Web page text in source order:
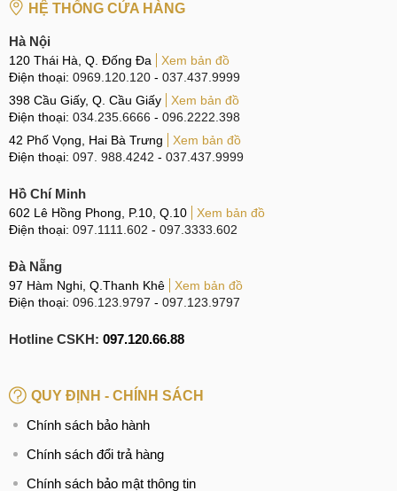
từ tính tích hợp tại phần vỏ máy, hỗ trợ làm mát hiệu quả cao
cho trải nghiệm gaming bền bỉ mà không lo giảm hiệu suất.
Trigger cơ loa JBL
Là điện thoại chuyên phục vụ chơi game nên Redmi K50
Gaming được trang bị 2 phím trigger vật lý hoạt động với cơ
chế trigger 2.0 với 8 nam châm và được nâng cấp silicon ở
cảm giác bấm chính xác hơn, giúp tối ưu trong từng thao tác
chơi game, nhất là với các tựa game bắn súng, mê hoặc
người chơi đắm chìm trong thế giới gaming tuyệt trần.
Trigger cơ loa JBL
gian giải trí sống động cùng các bộ phim và âm thanh sinh
động trong các tựa game.
Màn hình OLED 120 Hz
Redmi K50 Gaming sở hữu màn hình tấm nền OLED cao
HỆ THỐNG CỬA HÀNG
Hà Nội
120 Thái Hà, Q. Đống Đa
Xem bản đồ
Điện thoại: 0969.120.120 - 037.437.9999
398 Cầu Giấy, Q. Cầu Giấy
Xem bản đồ
Điện thoại: 034.235.6666 - 096.2222.398
42 Phố Vọng, Hai Bà Trưng
Xem bản đồ
Điện thoại: 097. 988.4242 - 037.437.9999
Hồ Chí Minh
602 Lê Hồng Phong, P.10, Q.10
Xem bản đồ
Điện thoại: 097.1111.602 - 097.3333.602
Đà Nẵng
97 Hàm Nghi, Q.Thanh Khê
Xem bản đồ
Điện thoại: 096.123.9797 - 097.123.9797
Hotline CSKH: 097.120.66.88
QUY ĐỊNH - CHÍNH SÁCH
Chính sách bảo hành
Chính sách đổi trả hàng
Chính sách bảo mật thông tin